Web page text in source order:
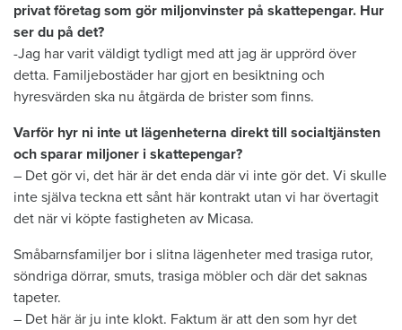
privat företag som gör miljonvinster på skattepengar. Hur
ser du på det?
-Jag har varit väldigt tydligt med att jag är upprörd över
detta. Familjebostäder har gjort en besiktning och
hyresvärden ska nu åtgärda de brister som finns.
Varför hyr ni inte ut lägenheterna direkt till socialtjänsten
och sparar miljoner i skattepengar?
– Det gör vi, det här är det enda där vi inte gör det. Vi skulle
inte själva teckna ett sånt här kontrakt utan vi har övertagit
det när vi köpte fastigheten av Micasa.
Småbarnsfamiljer bor i slitna lägenheter med trasiga rutor,
söndriga dörrar, smuts, trasiga möbler och där det saknas
tapeter.
– Det här är ju inte klokt. Faktum är att den som hyr det